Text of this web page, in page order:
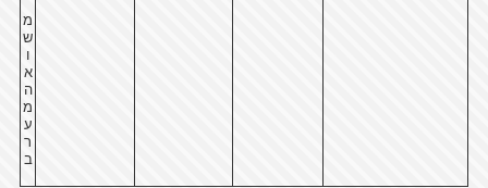
מ
ש
ו
א
ה
מ
ע
ר
ב